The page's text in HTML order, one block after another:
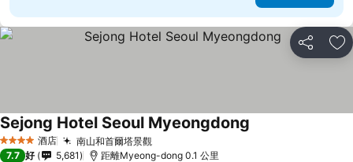
分享 放
4 星級 酒店 南山和首爾塔景觀
Sejong Hotel Seoul Myeongdong
7.7 好 5,681 距離Myeong-dong 0.1 公里